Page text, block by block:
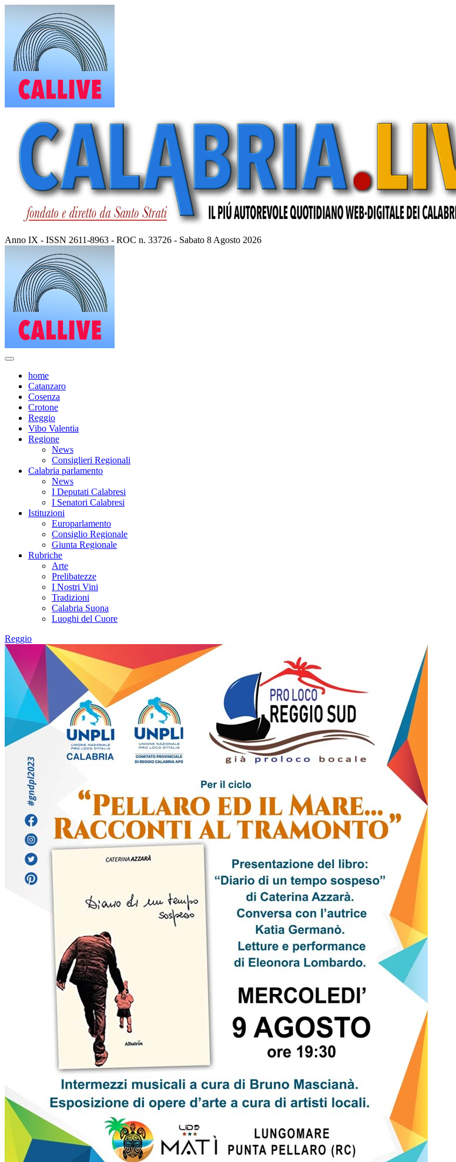
contenuto
Anno IX - ISSN 2611-8963 - ROC n. 33726 - Sabato 8 Agosto 2026
home
Catanzaro
Cosenza
Crotone
Reggio
Vibo Valentia
Regione
News
Consiglieri Regionali
Calabria parlamento
News
I Deputati Calabresi
I Senatori Calabresi
Istituzioni
Europarlamento
Consiglio Regionale
Giunta Regionale
Rubriche
Arte
Prelibatezze
I Nostri Vini
Tradizioni
Calabria Suona
Luoghi del Cuore
Reggio